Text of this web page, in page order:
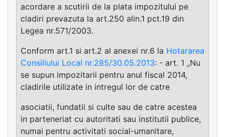
acordare a scutirii de la plata impozitului pe
cladiri prevazuta la art.250 alin.1 pct.19 din
Legea nr.571/2003.
Conform art.1 si art.2 al anexei nr.6 la Hotararea
Consiliului Local nr.285/30.05.2013: - art. 1 „Nu
se supun impozitarii pentru anul fiscal 2014,
cladirile utilizate in intregul lor de catre
asociatii, fundatii si culte sau de catre acestea
in parteneriat cu autoritati sau institutii publice,
numai pentru activitati social-umanitare,